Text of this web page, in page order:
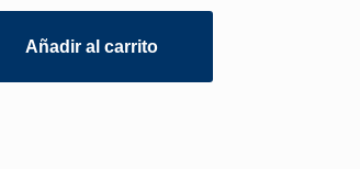
Añadir al carrito